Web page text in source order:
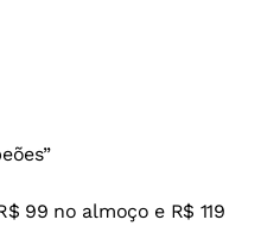
99 no almoço e R$ 119